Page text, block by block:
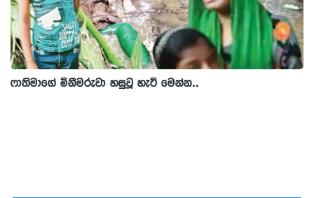
ෆාතිමාගේ මිනීමරුවා හසුවූ හැටි මෙන්න..